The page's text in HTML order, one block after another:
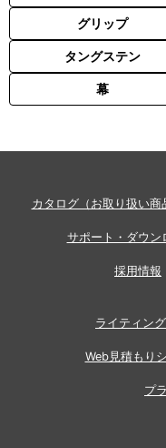
グリップ
タングステン
幕
カタログ（お取り扱い商
サポート・ダウン
採用情報
ライティン
Web見積もり
プ